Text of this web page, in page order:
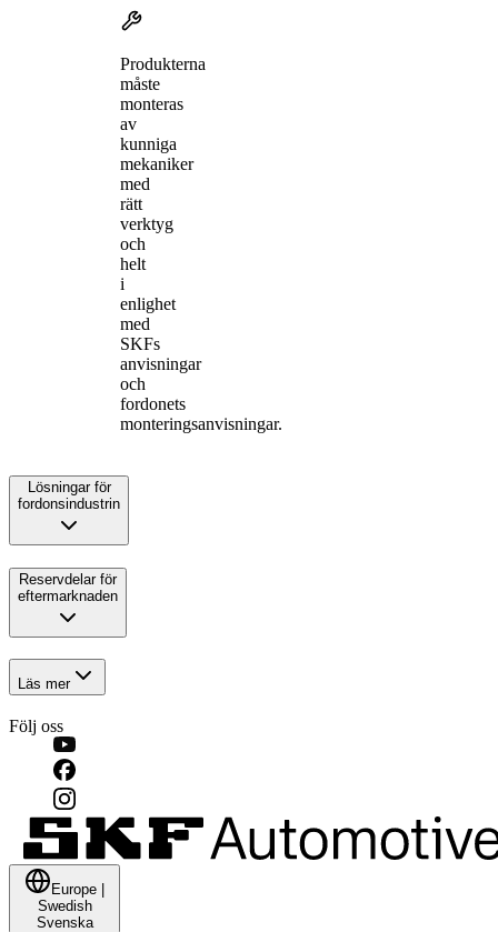
Produkterna
måste
monteras
av
kunniga
mekaniker
med
rätt
verktyg
och
helt
i
enlighet
med
SKFs
anvisningar
och
fordonets
monteringsanvisningar.
Lösningar för
fordonsindustrin
Reservdelar för
eftermarknaden
Läs mer
Följ oss
Europe
Swedish
Svenska